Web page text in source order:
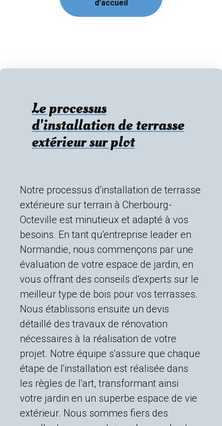
d’accueil
Le processus
d'installation de terrasse
extérieur sur plot
Notre processus d'installation de terrasse
extérieure sur terrain à Cherbourg-
Octeville est minutieux et adapté à vos
besoins. En tant qu'entreprise leader en
Normandie, nous commençons par une
évaluation de votre espace de jardin, en
vous offrant des conseils d'experts sur le
meilleur type de bois pour vos terrasses.
Nous établissons ensuite un devis
détaillé des travaux de rénovation
nécessaires à la réalisation de votre
projet. Notre équipe s'assure que chaque
étape de l'installation est réalisée dans
les règles de l'art, transformant ainsi
votre jardin en un superbe espace de vie
extérieur. Nous sommes fiers des